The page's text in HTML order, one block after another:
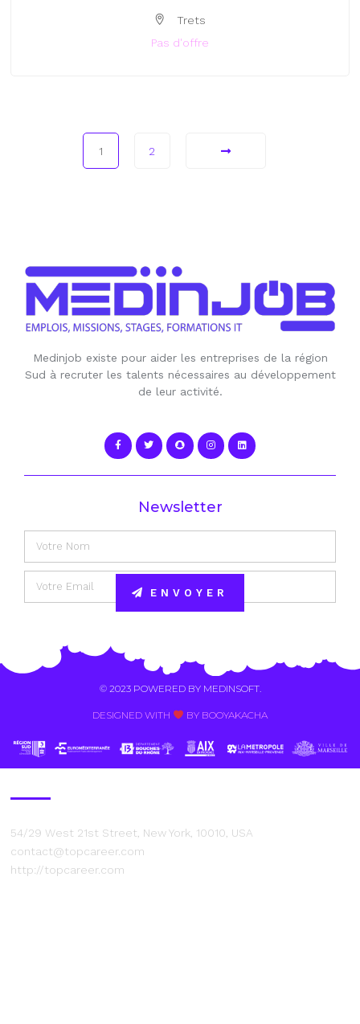
Trets
Pas d'offre
1 2
Medinjob existe pour aider les entreprises de la région
Sud à recruter les talents nécessaires au développement
de leur activité.
Newsletter
ENVOYER
© 2023 POWERED BY MEDINSOFT.
DESIGNED WITH BY BOOYAKACHA​
54/29 West 21st Street, New York, 10010, USA
contact@topcareer.com
http://topcareer.com